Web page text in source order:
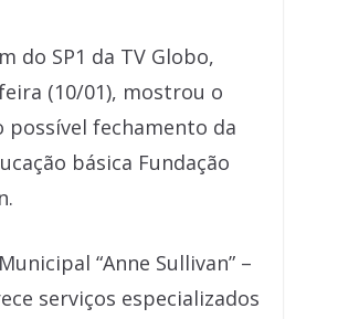
do SP1 da TV Globo,
(10/01), mostrou o
possível fechamento da
básica Fundação
“Anne Sullivan” –
serviços especializados